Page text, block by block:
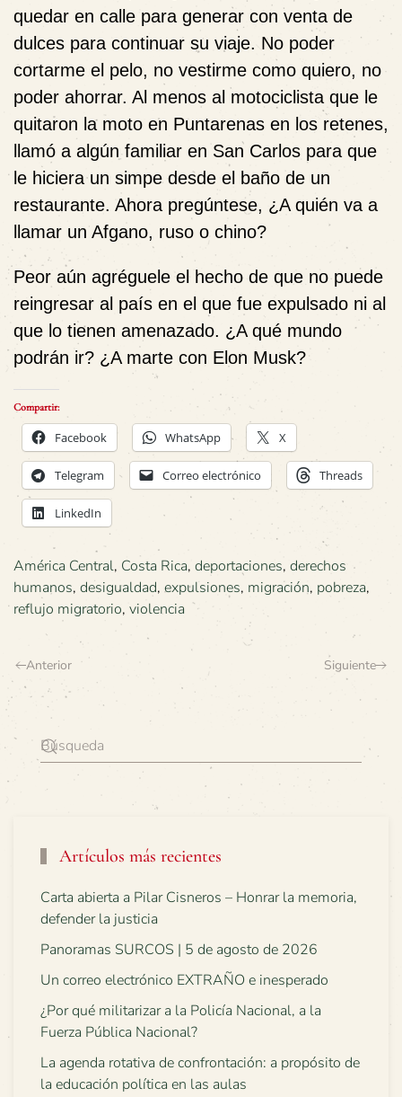
quedar en calle para generar con venta de
dulces para continuar su viaje. No poder
cortarme el pelo, no vestirme como quiero, no
poder ahorrar. Al menos al motociclista que le
quitaron la moto en Puntarenas en los retenes,
llamó a algún familiar en San Carlos para que
le hiciera un simpe desde el baño de un
restaurante. Ahora pregúntese, ¿A quién va a
llamar un Afgano, ruso o chino?
Peor aún agréguele el hecho de que no puede
reingresar al país en el que fue expulsado ni al
que lo tienen amenazado. ¿A qué mundo
podrán ir? ¿A marte con Elon Musk?
Compartir:
Facebook WhatsApp X
Telegram Correo electrónico Threads
LinkedIn
América Central, Costa Rica, deportaciones, derechos
humanos, desigualdad, expulsiones, migración, pobreza,
reflujo migratorio, violencia
Anterior Siguiente
Artículos más recientes
Carta abierta a Pilar Cisneros – Honrar la memoria,
defender la justicia
Panoramas SURCOS | 5 de agosto de 2026
Un correo electrónico EXTRAÑO e inesperado
¿Por qué militarizar a la Policía Nacional, a la
Fuerza Pública Nacional?
La agenda rotativa de confrontación: a propósito de
la educación política en las aulas